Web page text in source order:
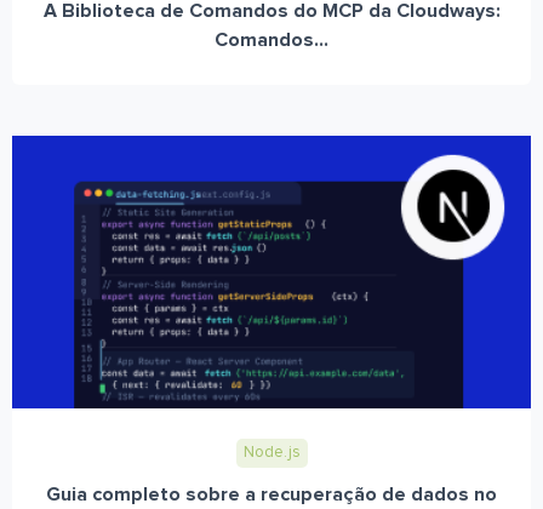
A Biblioteca de Comandos do MCP da Cloudways:
Comandos...
Node.js
Guia completo sobre a recuperação de dados no